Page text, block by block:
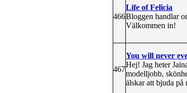
466
Life of Felicia
Bloggen handlar
Välkommen in!
467
You will never
Hej! Jag heter
modelljobb,
älskar att bjuda på